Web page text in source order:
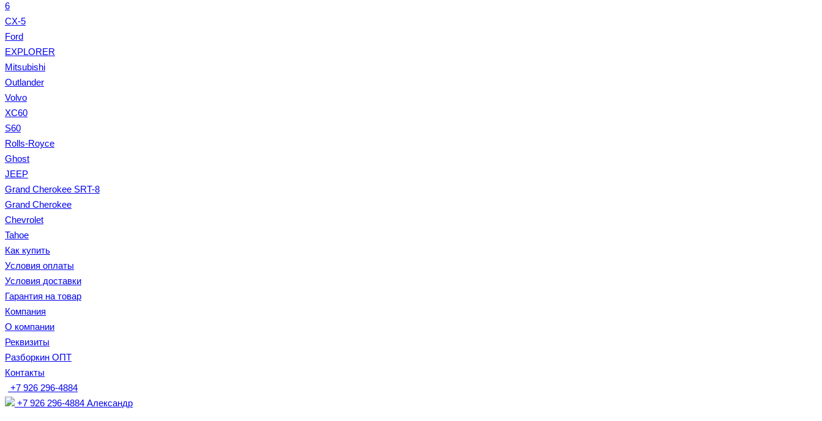
6
CX-5
Ford
EXPLORER
Mitsubishi
Outlander
Volvo
XC60
S60
Rolls-Royce
Ghost
JEEP
Grand Cherokee SRT-8
Grand Cherokee
Chevrolet
Tahoe
Как купить
Условия оплаты
Условия доставки
Гарантия на товар
Компания
О компании
Реквизиты
Разборкин ОПТ
Контакты
+7 926 296-4884
+7 926 296-4884 Александр